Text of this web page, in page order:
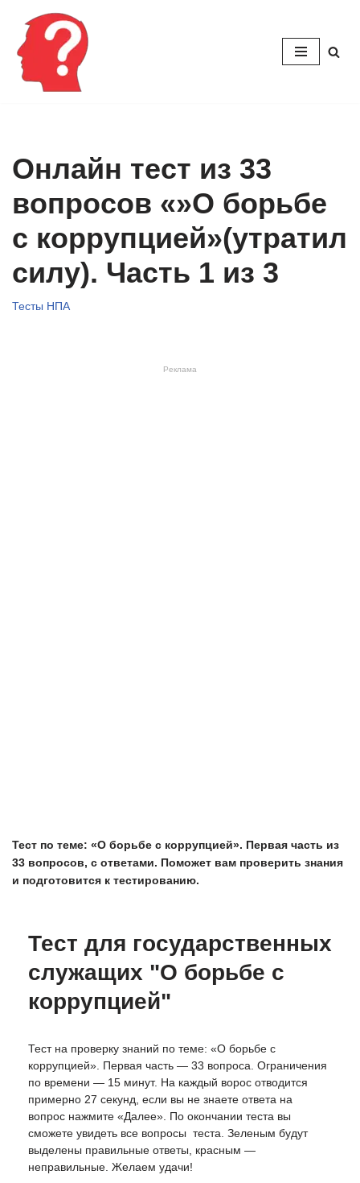
Перейти
содержимому
Онлайн тест из 33
вопросов «»О борьбе
с коррупцией»(утратил
силу). Часть 1 из 3
Тесты НПА
Реклама
Тест по теме: «О борьбе с коррупцией». Первая часть из
33 вопросов, с ответами. Поможет вам проверить знания
и подготовится к тестированию.
Тест для государственных
служащих "О борьбе с
коррупцией"
Тест на проверку знаний по теме: «О борьбе с
коррупцией». Первая часть — 33 вопроса. Ограничения
по времени — 15 минут. На каждый ворос отводится
примерно 27 секунд, если вы не знаете ответа на
вопрос нажмите «Далее». По окончании теста вы
сможете увидеть все вопросы теста. Зеленым будут
выделены правильные ответы, красным —
неправильные. Желаем удачи!